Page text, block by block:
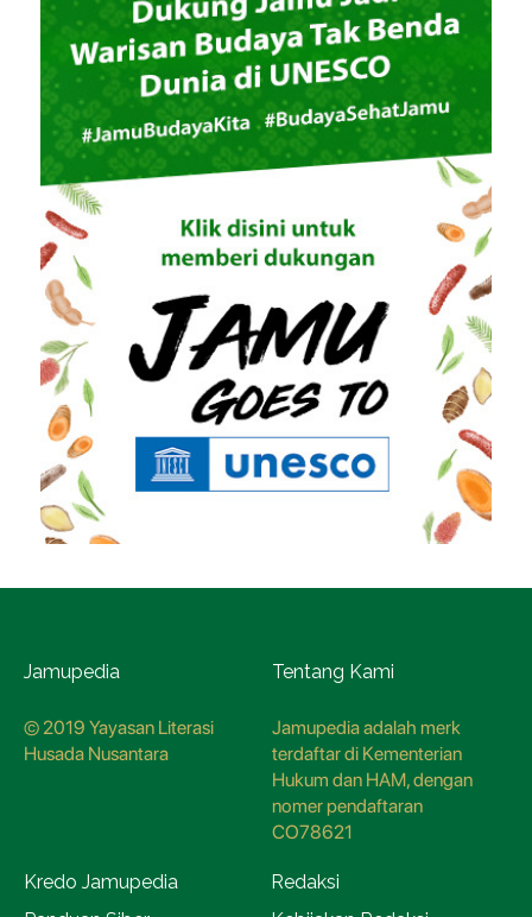
Jamupedia
© 2019 Yayasan Literasi
Husada Nusantara
Tentang Kami
Jamupedia adalah merk
terdaftar di Kementerian
Hukum dan HAM, dengan
nomer pendaftaran
CO78621
Kredo Jamupedia
Redaksi